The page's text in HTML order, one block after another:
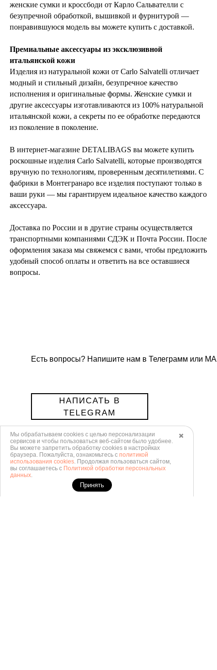
женские сумки и кроссбоди от Карло Сальвателли с
безупречной обработкой, вышивкой и фурнитурой —
понравившуюся модель вы можете купить с доставкой.
Премиальные аксессуары из эксклюзивной
итальянской кожи
Изделия из натуральной кожи от Carlo Salvatelli отличает
модный и стильный дизайн, безупречное качество
исполнения и оригинальные формы. Женские сумки и
другие аксессуары изготавливаются из 100% натуральной
итальянской кожи, а секреты по ее обработке передаются
из поколение в поколение.
В интернет-магазине DETALIBAGS вы можете купить
роскошные изделия Carlo Salvatelli, которые производятся
вручную по технологиям, проверенным десятилетиями. С
фабрики в Монтегранаро все изделия поступают только в
ваши руки — мы гарантируем идеальное качество каждого
аксессуара.
Доставка по России и в другие страны осуществляется
транспортными компаниями СДЭК и Почта России. После
оформления заказа мы свяжемся с вами, чтобы предложить
удобный способ оплаты и ответить на все оставшиеся
вопросы.
Есть вопросы? Напишите нам в Телеграмм или
НАПИСАТЬ В MAX
НАПИСАТЬ В
TELEGRAM
✖️
Мы обрабатываем cookies с целью персонализации
сервисов и чтобы пользоваться веб-сайтом было удобнее.
Вы можете запретить обработку сookies в настройках
браузера. Пожалуйста, ознакомьтесь с политикой
использования cookies. Продолжая пользоваться сайтом,
вы соглашаетесь с Политикой обработки персональных
данных.
Принять